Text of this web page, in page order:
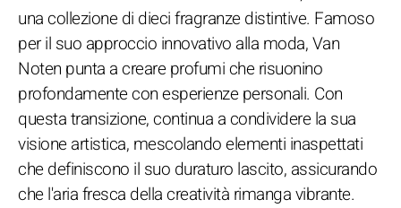
una collezione di dieci fragranze distintive. Famoso
per il suo approccio innovativo alla moda, Van
Noten punta a creare profumi che risuonino
profondamente con esperienze personali. Con
questa transizione, continua a condividere la sua
visione artistica, mescolando elementi inaspettati
che definiscono il suo duraturo lascito, assicurando
che l'aria fresca della creatività rimanga vibrante.